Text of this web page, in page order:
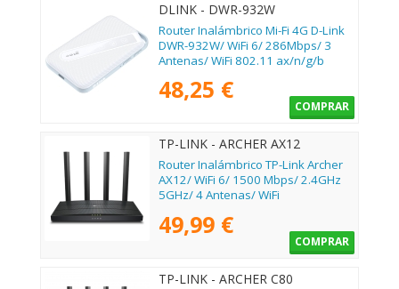
DLINK - DWR-932W
Router Inalámbrico Mi-Fi 4G D-Link
DWR-932W/ WiFi 6/ 286Mbps/ 3
Antenas/ WiFi 802.11 ax/n/g/b
48,25 €
COMPRAR
TP-LINK - ARCHER AX12
Router Inalámbrico TP-Link Archer
AX12/ WiFi 6/ 1500 Mbps/ 2.4GHz
5GHz/ 4 Antenas/ WiFi
49,99 €
COMPRAR
TP-LINK - ARCHER C80